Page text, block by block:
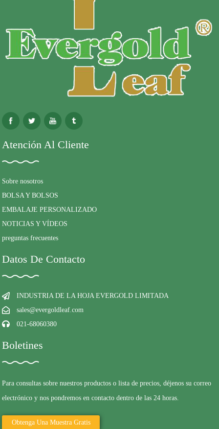
Atención Al Cliente
Sobre nosotros
BOLSA Y BOLSOS
EMBALAJE PERSONALIZADO
NOTICIAS Y VÍDEOS
preguntas frecuentes
Datos De Contacto
INDUSTRIA DE LA HOJA EVERGOLD LIMITADA
sales@evergoldleaf.com
021-68060380
Boletines
Para consultas sobre nuestros productos o lista de precios, déjenos su correo
electrónico y nos pondremos en contacto dentro de las 24 horas.
Obtenga Una Muestra Gratis